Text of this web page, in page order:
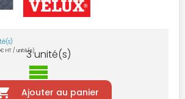
€ HT / unité(s)
3unité(s)
Ajouter au panier